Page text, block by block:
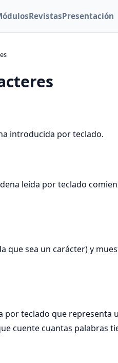
RevistasPresentación
introducida por teclado.
leída por teclado
que sea un carácter) y
teclado que representa
cuente cuantas palabras